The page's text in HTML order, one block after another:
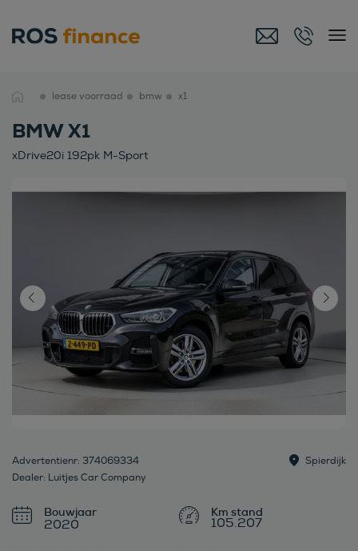
lease voorraad bmw x1
BMW X1
xDrive20i 192pk M-Sport
Advertentienr: 374069334
Dealer: Luitjes Car Company
Spierdijk
Bouwjaar
2020 105.207